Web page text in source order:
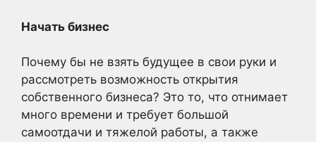
Начать бизнес
Почему бы не взять будущее в свои руки и
рассмотреть возможность открытия
собственного бизнеса? Это то, что отнимает
много времени и требует большой
самоотдачи и тяжелой работы, а также